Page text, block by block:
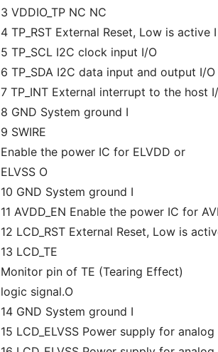
3 VDDIO_TP NC NC
4 TP_RST External Reset, Low is active I
5 TP_SCL I2C clock input I/O
6 TP_SDA I2C data input and output I/O
7 TP_INT External interrupt to the host
8 GND System ground I
9 SWIRE
Enable the power IC for ELVDD or
ELVSS O
10 GND System ground I
11 AVDD_EN Enable the power IC for
12 LCD_RST External Reset, Low is
13 LCD_TE
Monitor pin of TE (Tearing Effect)
logic signal.O
14 GND System ground I
15 LCD_ELVSS Power supply for analog